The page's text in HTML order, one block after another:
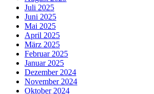
Juli 2025
Juni 2025
Mai 2025
April 2025
März 2025
Februar 2025
Januar 2025
Dezember 2024
November 2024
Oktober 2024